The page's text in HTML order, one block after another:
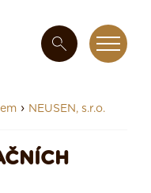
› NEUSEN, s.r.o.